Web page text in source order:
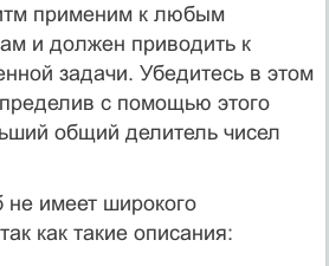
применим к любым
и должен приводить к
задачи. Убедитесь в этом
с помощью этого
общий делитель чисел
имеет широкого
как такие описания: